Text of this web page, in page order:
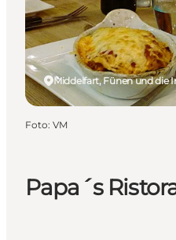
Papa´s
Middelfart, Fünen und die
Foto: VM